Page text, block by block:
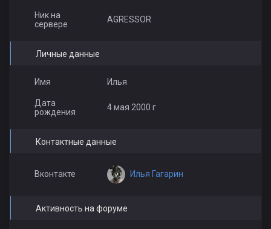
Ник на
сервере
AGRESSOR
Личные данные
Имя Илья
Дата
рождения
4 мая 2000 г
Контактные данные
Вконтакте Илья Гагарин
Активность на форуме